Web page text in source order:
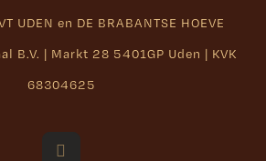
UDEN en DE BRABANTSE HOEVE
B.V. | Markt 28 5401GP Uden | KVK
68304625